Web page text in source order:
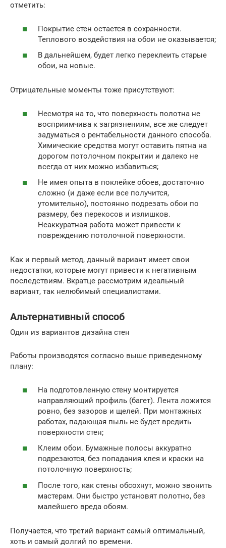
отметить:
Покрытие стен остается в сохранности.
Теплового воздействия на обои не оказывается;
В дальнейшем, будет легко переклеить старые
обои, на новые.
Отрицательные моменты тоже присутствуют:
Несмотря на то, что поверхность полотна не
восприимчива к загрязнениям, все же следует
задуматься о рентабельности данного способа.
Химические средства могут оставить пятна на
дорогом потолочном покрытии и далеко не
всегда от них можно избавиться;
Не имея опыта в поклейке обоев, достаточно
сложно (и даже если все получится,
утомительно), постоянно подрезать обои по
размеру, без перекосов и излишков.
Неаккуратная работа может привести к
повреждению потолочной поверхности.
Как и первый метод, данный вариант имеет свои
недостатки, которые могут привести к негативным
последствиям. Вкратце рассмотрим идеальный
вариант, так нелюбимый специалистами.
Альтернативный способ
Один из вариантов дизайна стен
Работы производятся согласно выше приведенному
плану:
На подготовленную стену монтируется
направляющий профиль (багет). Лента ложится
ровно, без зазоров и щелей. При монтажных
работах, падающая пыль не будет вредить
поверхности стен;
Клеим обои. Бумажные полосы аккуратно
подрезаются, без попадания клея и краски на
потолочную поверхность;
После того, как стены обсохнут, можно звонить
мастерам. Они быстро установят полотно, без
малейшего вреда обоям.
Получается, что третий вариант самый оптимальный,
хоть и самый долгий по времени.